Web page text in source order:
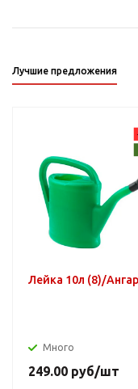
Лучшие предложения
Лейка 10л (8)/
Много
249.00 руб/шт